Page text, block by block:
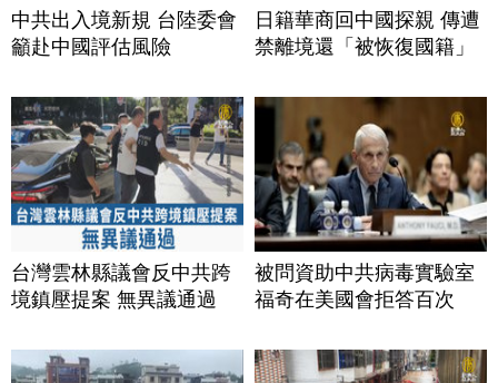
中共出入境新規 台陸委會
籲赴中國評估風險
日籍華商回中國探親 傳遭
禁離境還「被恢復國籍」
台灣雲林縣議會反中共跨
境鎮壓提案 無異議通過
被問資助中共病毒實驗室
福奇在美國會拒答百次